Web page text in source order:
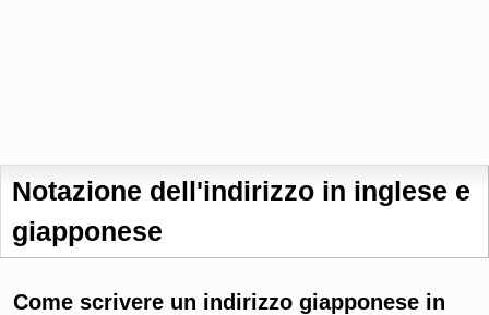
Notazione dell'indirizzo in inglese e
giapponese
Come scrivere un indirizzo giapponese in